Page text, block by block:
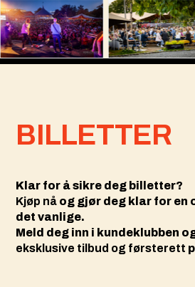
BILLETTER
Klar for å sikre deg billetter?
Kjøp nå og gjør deg klar for en
det vanlige.
Meld deg inn i kundeklubben
eksklusive tilbud og førsterett